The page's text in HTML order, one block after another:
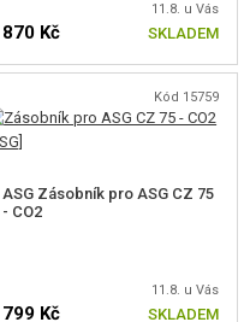
11.8. u Vás
870 Kč SKLADEM
Kód 15759
ASG Zásobník pro ASG CZ 75
- CO2
11.8. u Vás
799 Kč SKLADEM